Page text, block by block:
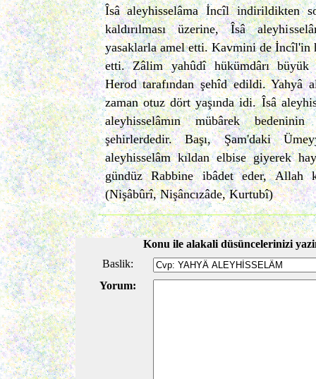
Îsâ aleyhisselâma İncîl indirildikten
kaldırılması üzerine, Îsâ
yasaklarla amel etti. Kavmini de İncîl'in
etti. Zâlim yahûdî hükümdârı
Herod tarafından şehîd edildi. Yahyâ
zaman otuz dört yaşında idi. Îsâ
aleyhisselâmın mübârek
şehirlerdedir. Başı, Şam'daki
aleyhisselâm kıldan elbise giyerek
gündüz Rabbine ibâdet eder, Allah
(Nişâbûrî, Nişâncızâde, Kurtubî)
Konu ile alakali düsüncelerinizi
Baslik:
Yorum: